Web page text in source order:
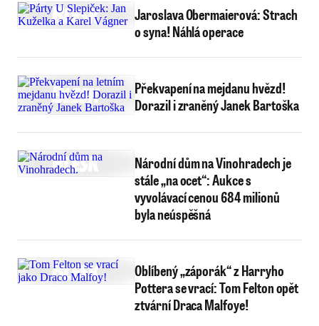
Jaroslava Obermaierová: Strach
o syna! Náhlá operace
Překvapení na mejdanu hvězd!
Dorazil i zraněný Janek Bartoška
Národní dům na Vinohradech je
stále „na ocet“: Aukce s
vyvolávací cenou 684 milionů
byla neúspěšná
Oblíbený „záporák“ z Harryho
Pottera se vrací: Tom Felton opět
ztvární Draca Malfoye!